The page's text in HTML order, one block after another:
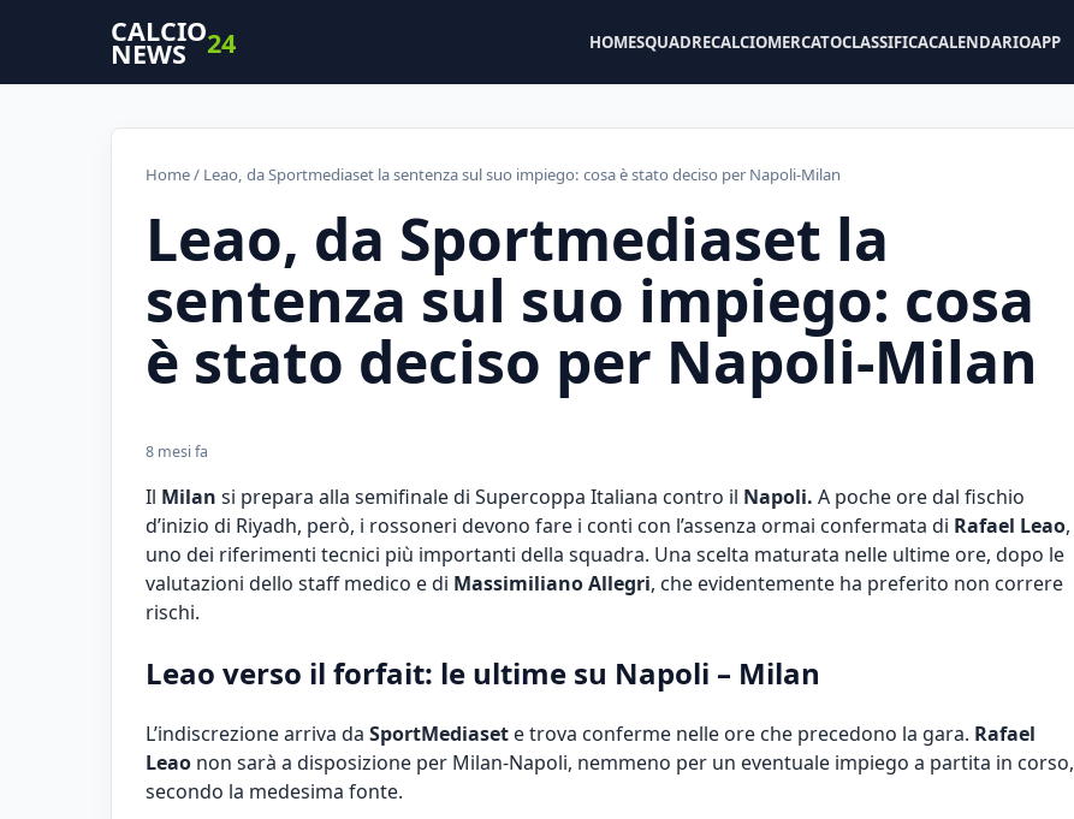
CALCIO
NEWS 24 HOMESQUADRECALCIOMERCATOCLASSIFICACALENDARIOAPP
Home/ Leao, da Sportmediaset la sentenza sul suo impiego: cosa è stato deciso per Napoli-Milan
Leao, da Sportmediaset la
sentenza sul suo impiego: cosa
è stato deciso per Napoli-Milan
8 mesi fa
Il Milan si prepara alla semifinale di Supercoppa Italiana contro il Napoli. A poche ore dal fischio
d’inizio di Riyadh, però, i rossoneri devono fare i conti con l’assenza ormai confermata di Rafael Leao,
uno dei riferimenti tecnici più importanti della squadra. Una scelta maturata nelle ultime ore, dopo le
valutazioni dello staff medico e di Massimiliano Allegri, che evidentemente ha preferito non correre
rischi.
Leao verso il forfait: le ultime su Napoli – Milan
L’indiscrezione arriva da SportMediaset e trova conferme nelle ore che precedono la gara. Rafael
Leao non sarà a disposizione per Milan-Napoli, nemmeno per un eventuale impiego a partita in corso,
secondo la medesima fonte.